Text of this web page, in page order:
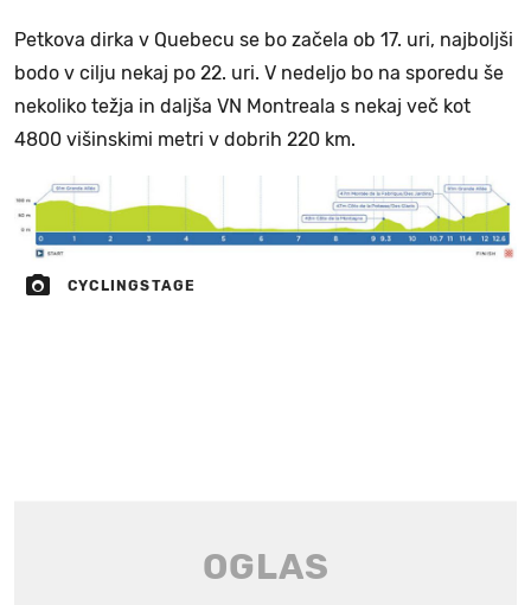
Petkova dirka v Quebecu se bo začela ob 17. uri, najboljši
bodo v cilju nekaj po 22. uri. V nedeljo bo na sporedu še
nekoliko težja in daljša VN Montreala s nekaj več kot
4800 višinskimi metri v dobrih 220 km.
CYCLINGSTAGE